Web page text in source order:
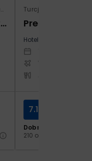
Egipt / Marsa El Alam / Madinat Coraya
Jaz Grand Marsa (ex Resta Grand Resort)
Turcja / Riwiera
Prestige
Hotel:
Warszawa -
Dobry
210 opinii
7.1